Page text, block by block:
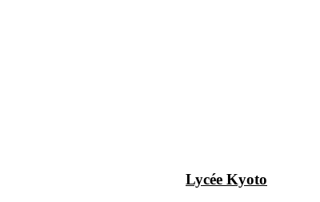
Lycée Kyoto